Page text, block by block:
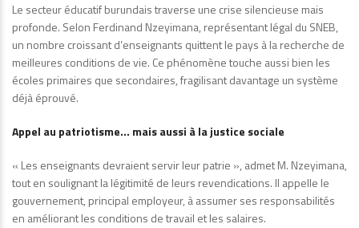
Le secteur éducatif burundais traverse une crise silencieuse mais
profonde. Selon Ferdinand Nzeyimana, représentant légal du SNEB,
un nombre croissant d’enseignants quittent le pays à la recherche de
meilleures conditions de vie. Ce phénomène touche aussi bien les
écoles primaires que secondaires, fragilisant davantage un système
déjà éprouvé.
Appel au patriotisme… mais aussi à la justice sociale
« Les enseignants devraient servir leur patrie », admet M. Nzeyimana,
tout en soulignant la légitimité de leurs revendications. Il appelle le
gouvernement, principal employeur, à assumer ses responsabilités
en améliorant les conditions de travail et les salaires.